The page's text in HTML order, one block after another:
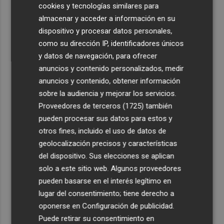
Últimas Noticias
Oysho ocupa la antigua 'flagship' de Nespresso en la
calle Colón de València
Una batea clochinera se hunde y otra sufre daños en un
incidente con un buque en el puerto de Valencia
El Ibex 35 cierra en 20.057 puntos, un 0,17% más
Los concursos del Plan Vive revalorizan en casi 12
cookies y tecnologías similares para
almacenar y acceder a información en su
dispositivo y procesar datos personales,
como su dirección IP, identificadores únicos
y datos de navegación, para ofrecer
anuncios y contenido personalizados, medir
anuncios y contenido, obtener información
sobre la audiencia y mejorar los servicios.
Proveedores de terceros (1725) también
pueden procesar sus datos para estos y
otros fines, incluido el uso de datos de
geolocalización precisos y características
del dispositivo. Sus elecciones se aplican
solo a este sitio web. Algunos proveedores
pueden basarse en el interés legítimo en
lugar del consentimiento; tiene derecho a
oponerse enConfiguración de publicidad.
Puede retirar su consentimiento en